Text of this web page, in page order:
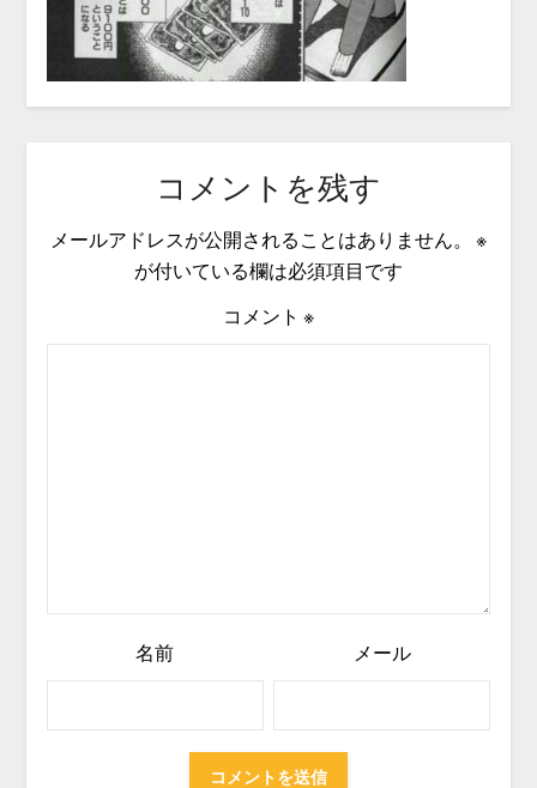
コメントを残す
メールアドレスが公開されることはありません。
※
が付いている欄は必須項目です
コメント ※
名前 メール